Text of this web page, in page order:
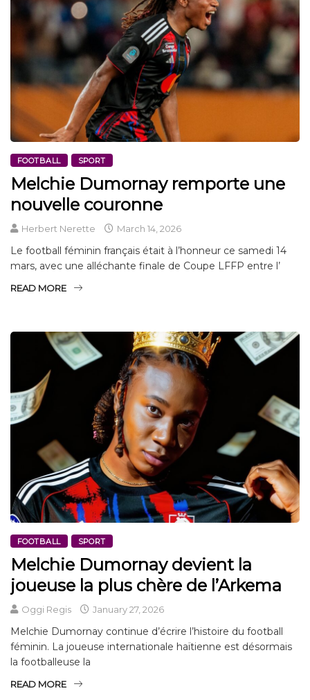
FOOTBALL SPORT
Melchie Dumornay remporte une
nouvelle couronne
Herbert Nerette March 14, 2026
Le football féminin français était à l’honneur ce samedi 14
mars, avec une alléchante finale de Coupe LFFP entre l’
READ MORE
FOOTBALL SPORT
Melchie Dumornay devient la
joueuse la plus chère de l’Arkema
Oggi Regis January 27, 2026
Melchie Dumornay continue d’écrire l’histoire du football
féminin. La joueuse internationale haïtienne est désormais
la footballeuse la
READ MORE